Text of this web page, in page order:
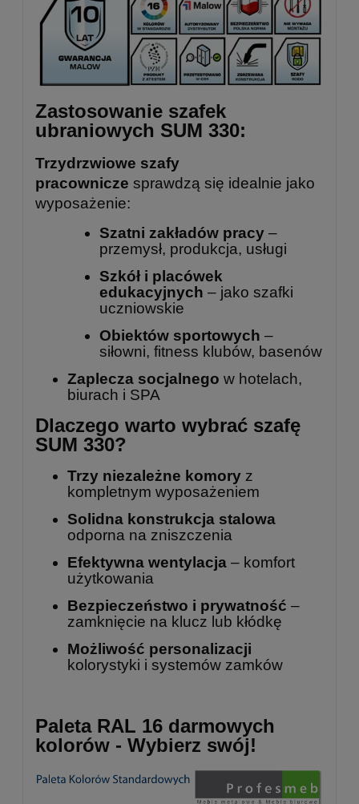
Zastosowanie szafek
ubraniowych SUM 330:
Trzydrzwiowe szafy
pracownicze sprawdzą się idealnie jako
wyposażenie:
Szatni zakładów pracy –
przemysł, produkcja, usługi
Szkół i placówek
edukacyjnych – jako szafki
uczniowskie
Obiektów sportowych –
siłowni, fitness klubów, basenów
Zaplecza socjalnego w hotelach,
biurach i SPA
Dlaczego warto wybrać szafę
SUM 330?
Trzy niezależne komory z
kompletnym wyposażeniem
Solidna konstrukcja stalowa
odporna na zniszczenia
Efektywna wentylacja – komfort
użytkowania
Bezpieczeństwo i prywatność –
zamknięcie na klucz lub kłódkę
Możliwość personalizacji
kolorystyki i systemów zamków
Paleta RAL 16 darmowych
kolorów - Wybierz swój!